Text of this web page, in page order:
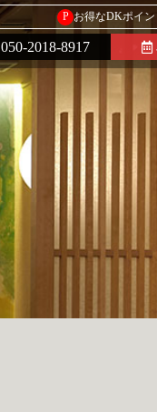
P お得なDKポイ
050-2018-8917